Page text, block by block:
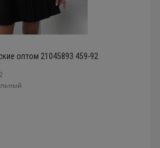
оптом 21045893 459-92